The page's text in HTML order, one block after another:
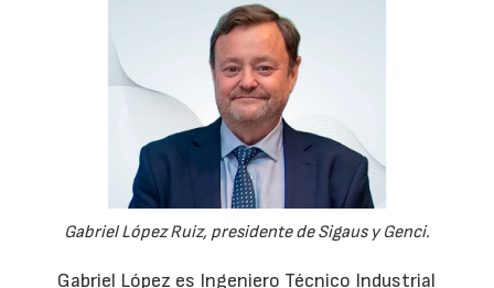
Gabriel López Ruiz, presidente de Sigaus y Genci.
Gabriel López es Ingeniero Técnico Industrial